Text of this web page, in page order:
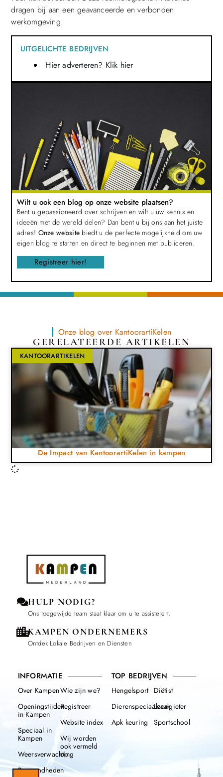
dragen bij aan een geavanceerde en verbonden
werkomgeving.
UITGELICHTE BEDRIJVEN
Hier adverteren? Klik hier
Wilt u ook een blog op onze website plaatsen?
Bent u gepassioneerd over schrijven en wilt u uw kennis en
ideeën met de wereld delen? Dan bent u bij ons aan het juiste
adres! Onze website biedt u de perfecte mogelijkheid om uw
eigen blog te starten en direct te beginnen met publiceren.
Registreer hier!
Onze blog over KantoorartiKelen
GERELATEERDE ARTIKELEN
KANTOORARTIKELEN
De Impact van KantoorartiKelen in kampen
HULP NODIG?
Ons toegewijde team staat klaar om u te assisteren.
KAMPEN ONDERNEMERS
Ontdek Lokale Bedrijven en Diensten
INFORMATIE
Over Kampen
Openingstijden
in Kampen
Speciaal in
Kampen
Weersverwachting
Beroemdheden
Wie zijn we?
Registreer
Website index
Wij worden
ook vermeld
op
TOP BEDRIJVEN
Hengelsport
Dierenspeciaalzaak
Apk keuring
Diëtist
Loodgieter
Sportschool